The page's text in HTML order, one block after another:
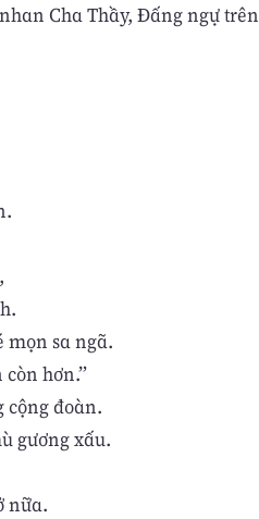
Cha Thầy, Ðấng ngự trên
mọn sa ngã.
hơn.”
cộng đoàn.
gương xấu.
nữa.